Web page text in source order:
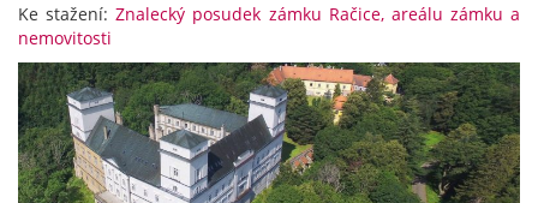
Ke stažení:Znalecký posudek zámku Račice, areálu zámku a
nemovitosti